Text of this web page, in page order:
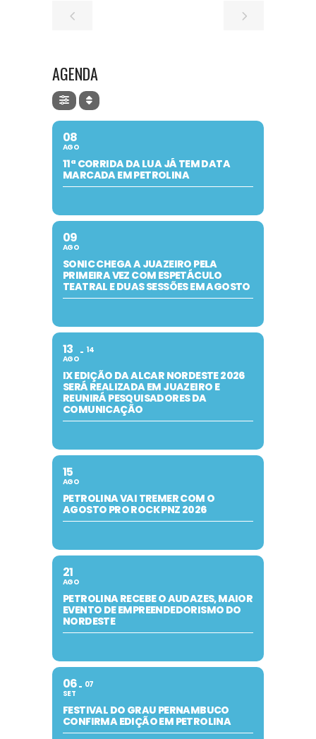
AGENDA
08
AGO
11ª CORRIDA DA LUA JÁ TEM DATA
MARCADA EM PETROLINA
09
AGO
SONIC CHEGA A JUAZEIRO PELA
PRIMEIRA VEZ COM ESPETÁCULO
TEATRAL E DUAS SESSÕES EM AGOSTO
13
AGO
14
IX EDIÇÃO DA ALCAR NORDESTE 2026
SERÁ REALIZADA EM JUAZEIRO E
REUNIRÁ PESQUISADORES DA
COMUNICAÇÃO
15
AGO
PETROLINA VAI TREMER COM O
AGOSTO PRO ROCK PNZ 2026
21
AGO
PETROLINA RECEBE O AUDAZES, MAIOR
EVENTO DE EMPREENDEDORISMO DO
NORDESTE
06
SET
07
FESTIVAL DO GRAU PERNAMBUCO
CONFIRMA EDIÇÃO EM PETROLINA